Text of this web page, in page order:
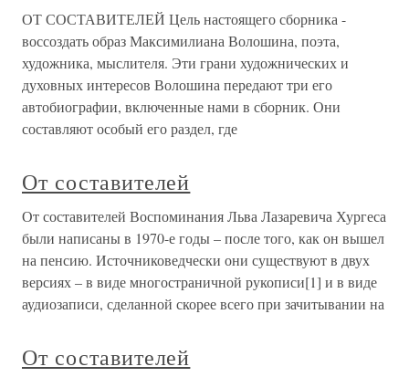
ОТ СОСТАВИТЕЛЕЙ Цель настоящего сборника -
воссоздать образ Максимилиана Волошина, поэта,
художника, мыслителя. Эти грани художнических и
духовных интересов Волошина передают три его
автобиографии, включенные нами в сборник. Они
составляют особый его раздел, где
От составителей
От составителей Воспоминания Льва Лазаревича Хургеса
были написаны в 1970-е годы – после того, как он вышел
на пенсию. Источниковедчески они существуют в двух
версиях – в виде многостраничной рукописи[1] и в виде
аудиозаписи, сделанной скорее всего при зачитывании на
От составителей